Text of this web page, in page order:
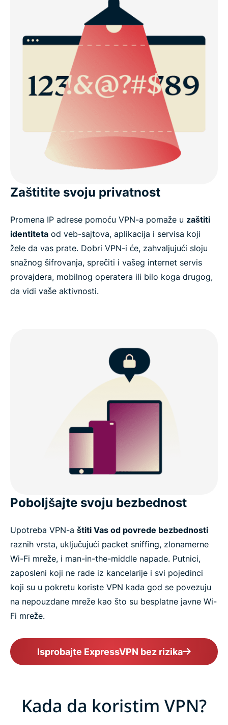
Zaštitite svoju privatnost
Promena IP adrese pomoću VPN-a pomaže u zaštiti
identiteta od veb-sajtova, aplikacija i servisa koji
žele da vas prate. Dobri VPN-i će, zahvaljujući sloju
snažnog šifrovanja, sprečiti i vašeg internet servis
provajdera, mobilnog operatera ili bilo koga drugog,
da vidi vaše aktivnosti.
Poboljšajte svoju bezbednost
Upotreba VPN-a štiti Vas od povrede bezbednosti
raznih vrsta, uključujući packet sniffing, zlonamerne
Wi-Fi mreže, i man-in-the-middle napade. Putnici,
zaposleni koji ne rade iz kancelarije i svi pojedinci
koji su u pokretu koriste VPN kada god se povezuju
na nepouzdane mreže kao što su besplatne javne Wi-
Fi mreže.
Isprobajte ExpressVPN bez rizika
Kada da koristim VPN?